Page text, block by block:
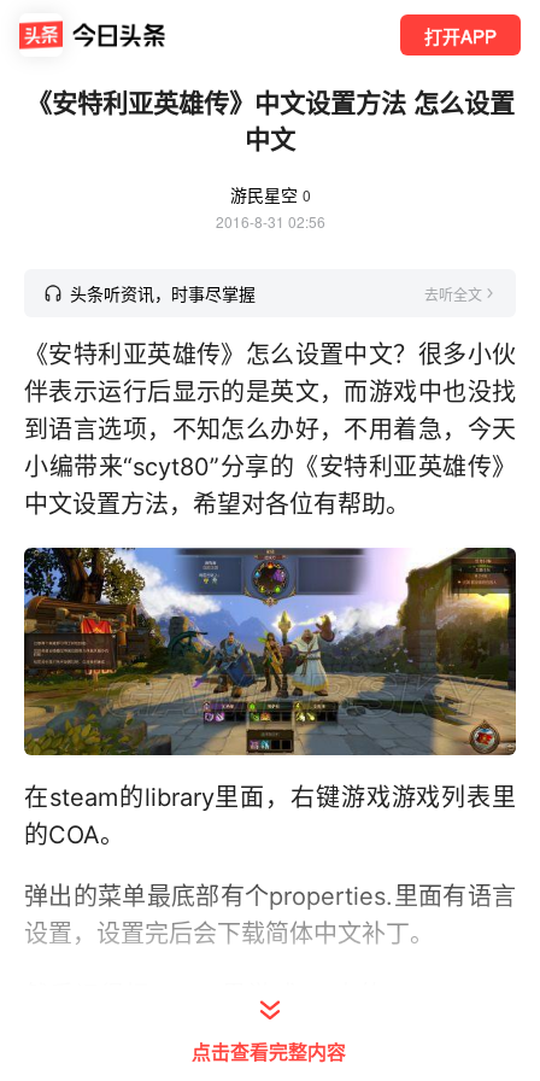
打开APP
《安特利亚英雄传》中文设置方法 怎么设置
中文
游民星空 0
2016-8-31 02:56
头条听资讯，时事尽掌握 去听全文
《安特利亚英雄传》怎么设置中文？很多小伙
伴表示运行后显示的是英文，而游戏中也没找
到语言选项，不知怎么办好，不用着急，今天
小编带来“scyt80”分享的《安特利亚英雄传》
中文设置方法，希望对各位有帮助。
在steam的library里面，右键游戏游戏列表里
的COA。
弹出的菜单最底部有个properties.里面有语言
设置，设置完后会下载简体中文补丁。
然后记得把library里游戏dlc中的ru pre-oder
点击查看完整内容